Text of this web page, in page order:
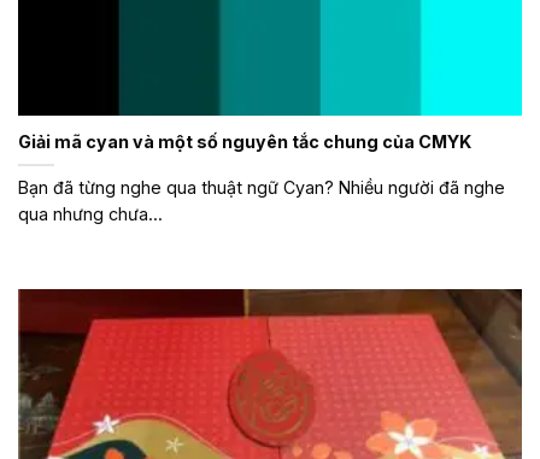
Giải mã cyan và một số nguyên tắc chung của CMYK
Bạn đã từng nghe qua thuật ngữ Cyan? Nhiều người đã nghe
qua nhưng chưa...